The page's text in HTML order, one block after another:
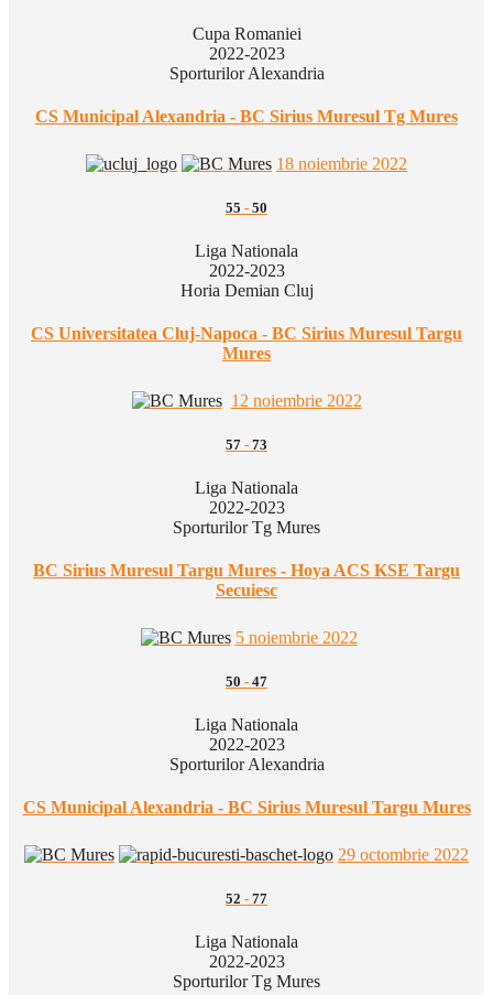
Cupa Romaniei
2022-2023
Sporturilor Alexandria
CS Municipal Alexandria - BC Sirius Muresul Tg Mures
18 noiembrie 2022
55 - 50
Liga Nationala
2022-2023
Horia Demian Cluj
CS Universitatea Cluj-Napoca - BC Sirius Muresul Targu
Mures
12 noiembrie 2022
57 - 73
Liga Nationala
2022-2023
Sporturilor Tg Mures
BC Sirius Muresul Targu Mures - Hoya ACS KSE Targu
Secuiesc
5 noiembrie 2022
50 - 47
Liga Nationala
2022-2023
Sporturilor Alexandria
CS Municipal Alexandria - BC Sirius Muresul Targu Mures
29 octombrie 2022
52 - 77
Liga Nationala
2022-2023
Sporturilor Tg Mures